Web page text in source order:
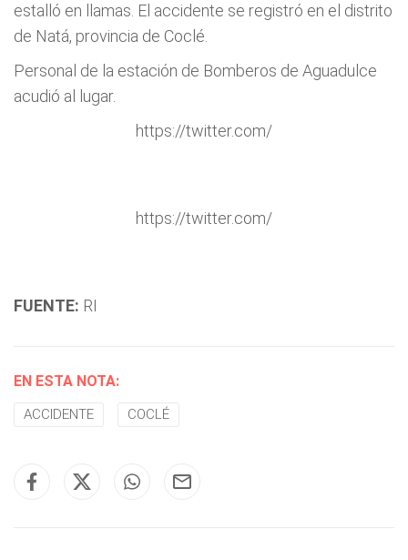
estalló en llamas. El accidente se registró en el distrito
de Natá, provincia de Coclé.
Personal de la estación de Bomberos de Aguadulce
acudió al lugar.
https://twitter.com/
https://twitter.com/
FUENTE: RI
EN ESTA NOTA:
ACCIDENTE COCLÉ